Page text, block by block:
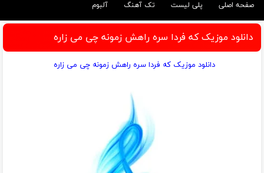
صفحه اصلی پلی لیست تک آهنگ آلبوم
دانلود موزیک که فردا سره راهش زمونه چی می زاره
دانلود موزیک که فردا سره راهش زمونه چی می زاره